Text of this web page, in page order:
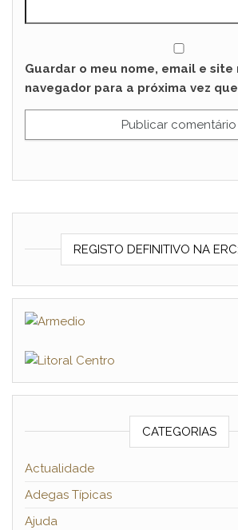
Guardar o meu nome, email e site
navegador para a próxima vez
REGISTO DEFINITIVO NA
CATEGORIAS
Actualidade
Adegas Típicas
Ajuda